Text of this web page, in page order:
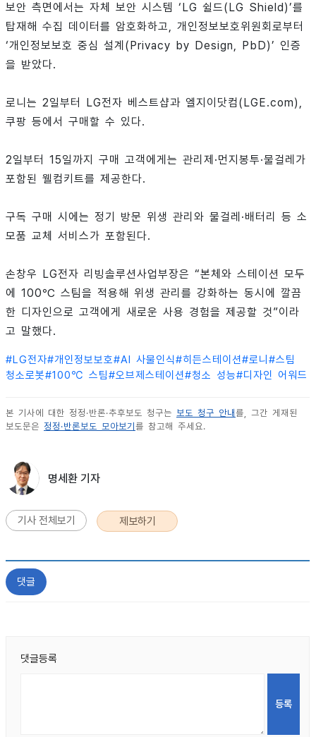
보안 측면에서는 자체 보안 시스템 ‘LG 쉴드(LG Shield)’를
탑재해 수집 데이터를 암호화하고, 개인정보보호위원회로부터
‘개인정보보호 중심 설계(Privacy by Design, PbD)’ 인증
을 받았다.
로니는 2일부터 LG전자 베스트샵과 엘지이닷컴(LGE.com),
쿠팡 등에서 구매할 수 있다.
2일부터 15일까지 구매 고객에게는 관리제·먼지봉투·물걸레가
포함된 웰컴키트를 제공한다.
구독 구매 시에는 정기 방문 위생 관리와 물걸레·배터리 등 소
모품 교체 서비스가 포함된다.
손창우 LG전자 리빙솔루션사업부장은 “본체와 스테이션 모두
에 100℃ 스팀을 적용해 위생 관리를 강화하는 동시에 깔끔
한 디자인으로 고객에게 새로운 사용 경험을 제공할 것”이라
고 말했다.
#LG전자#개인정보보호#AI 사물인식#히든스테이션#로니 #스팀
청소로봇#100℃ 스팀#오브제스테이션#청소 성능#디자인 어워드
본 기사에 대한 정정·반론·추후보도 청구는 보도 청구 안내 를, 그간 게재된
보도문은 정정·반론보도 모아보기 를 참고해 주세요.
명세환 기자
기사 전체보기 제보하기
댓글
댓글등록